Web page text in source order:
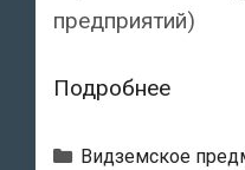
предприятий)
Подробнее
Рубрики
Видземское